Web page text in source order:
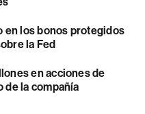
en los bonos protegidos
la Fed
en acciones de
de la compañía